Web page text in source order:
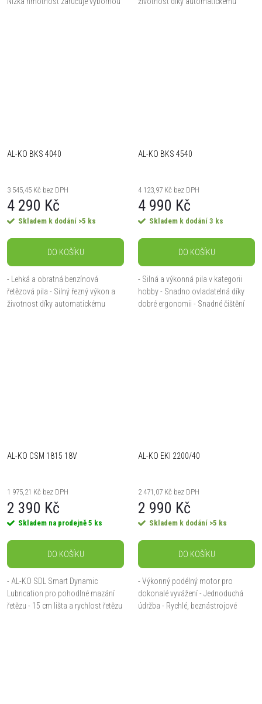
AL-KO BKS 4040
3 545,45 Kč bez DPH
4 290 Kč
Skladem k dodání >5 ks
DO KOŠÍKU
- Lehká a obratná benzínová
řetězová pila - Silný řezný výkon a
životnost díky automatickému
AL-KO BKS 4540
4 123,97 Kč bez DPH
4 990 Kč
Skladem k dodání 3 ks
DO KOŠÍKU
- Silná a výkonná pila v kategorii
hobby - Snadno ovladatelná díky
dobré ergonomii - Snadné čištění
AL-KO CSM 1815 18V
1 975,21 Kč bez DPH
2 390 Kč
Skladem na prodejně 5 ks
DO KOŠÍKU
- AL-KO SDL Smart Dynamic
Lubrication pro pohodlné mazání
řetězu - 15 cm lišta a rychlost řetězu
AL-KO EKI 2200/40
2 471,07 Kč bez DPH
2 990 Kč
Skladem k dodání >5 ks
DO KOŠÍKU
- Výkonný podélný motor pro
dokonalé vyvážení - Jednoduchá
údržba - Rychlé, beznástrojové